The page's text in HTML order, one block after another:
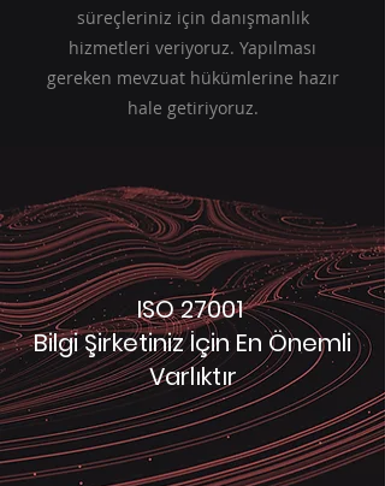
süreçleriniz için danışmanlık
hizmetleri veriyoruz. Yapılması
gereken mevzuat hükümlerine hazır
hale getiriyoruz.
ISO 27001
Bilgi Şirketiniz İçin En Önemli
Varlıktır